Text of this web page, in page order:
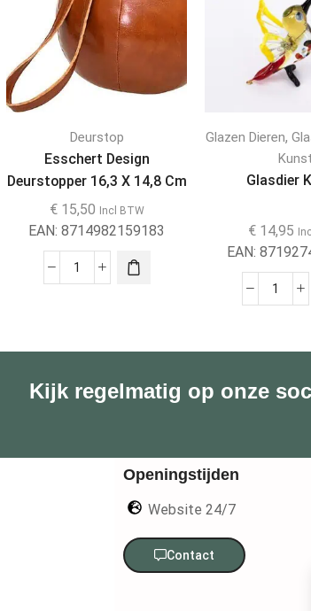
Deurstop
Esschert Design
Deurstopper 16,3 X 14,8 Cm
Polyurethaan Bruin
€15,50 Incl BTW
EAN: 8714982159183
Glazen Dieren,
Kunst
Glasdier
€14,95
EAN:
Kijk regelmatig op onze
Openingstijden
Website 24/7
Contact